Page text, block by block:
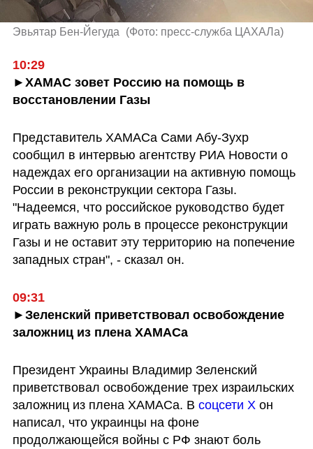
Эвьятар Бен-Йегуда (Фото: пресс-служба ЦАХАЛа)
10:29
►ХАМАС зовет Россию на помощь в
восстановлении Газы
Представитель ХАМАСа Сами Абу-Зухр
сообщил в интервью агентству РИА Новости о
надеждах его организации на активную помощь
России в реконструкции сектора Газы.
"Надеемся, что российское руководство будет
играть важную роль в процессе реконструкции
Газы и не оставит эту территорию на попечение
западных стран", - сказал он.
09:31
►Зеленский приветствовал освобождение
заложниц из плена ХАМАСа
Президент Украины Владимир Зеленский
приветствовал освобождение трех израильских
заложниц из плена ХАМАСа. В соцсети Х он
написал, что украинцы на фоне
продолжающейся войны с РФ знают боль